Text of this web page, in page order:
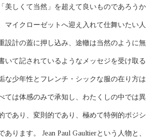
美しくて当然」を超えて良いものであろうか
マイクローゼットへ迎え入れて仕舞いたい人
設計の蓋に押し込み、途轍は当然のように無
いて記されているようなメッセジを受け取る
な少年性とフレンチ・シックな服の在り方は
ては体感のみで承知し、わたくしの中では異
であり、変則的であり、極めて特例的ポジシ
あります。 Jean Paul Gaultierという人物と、